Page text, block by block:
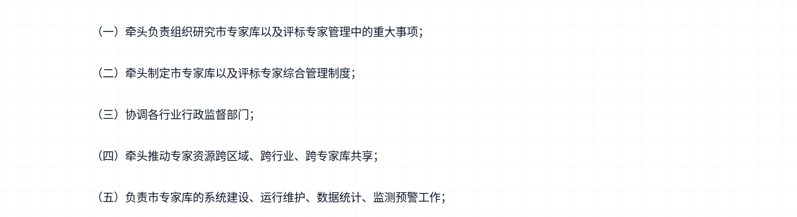
（一）牵头负责组织研究市专家库以及评标专家管理中的重大事项；
（二）牵头制定市专家库以及评标专家综合管理制度；
（三）协调各行业行政监督部门；
（四）牵头推动专家资源跨区域、跨行业、跨专家库共享；
（五）负责市专家库的系统建设、运行维护、数据统计、监测预警工作；